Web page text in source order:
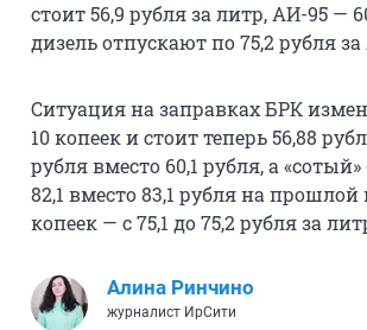
стоит 56,9 рубля за литр, АИ-95 —
дизель отпускают по 75,2 рубля за
Ситуация на заправках БРК
10 копеек и стоит теперь 56,88
рубля вместо 60,1 рубля, а
82,1 вместо 83,1 рубля на
копеек — с 75,1 до 75,2 рубля за
Алина Ринчино
журналист ИрСити